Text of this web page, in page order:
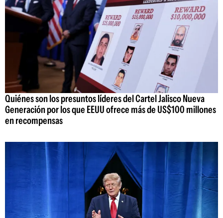
Quiénes son los presuntos líderes del Cartel Jalisco Nueva
Generación por los que EEUU ofrece más de US$100 millones
en recompensas